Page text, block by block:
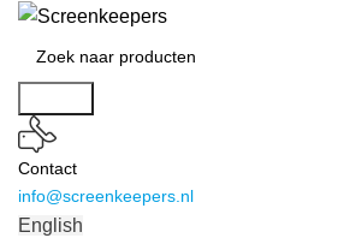
Contact
info@screenkeepers.nl
English